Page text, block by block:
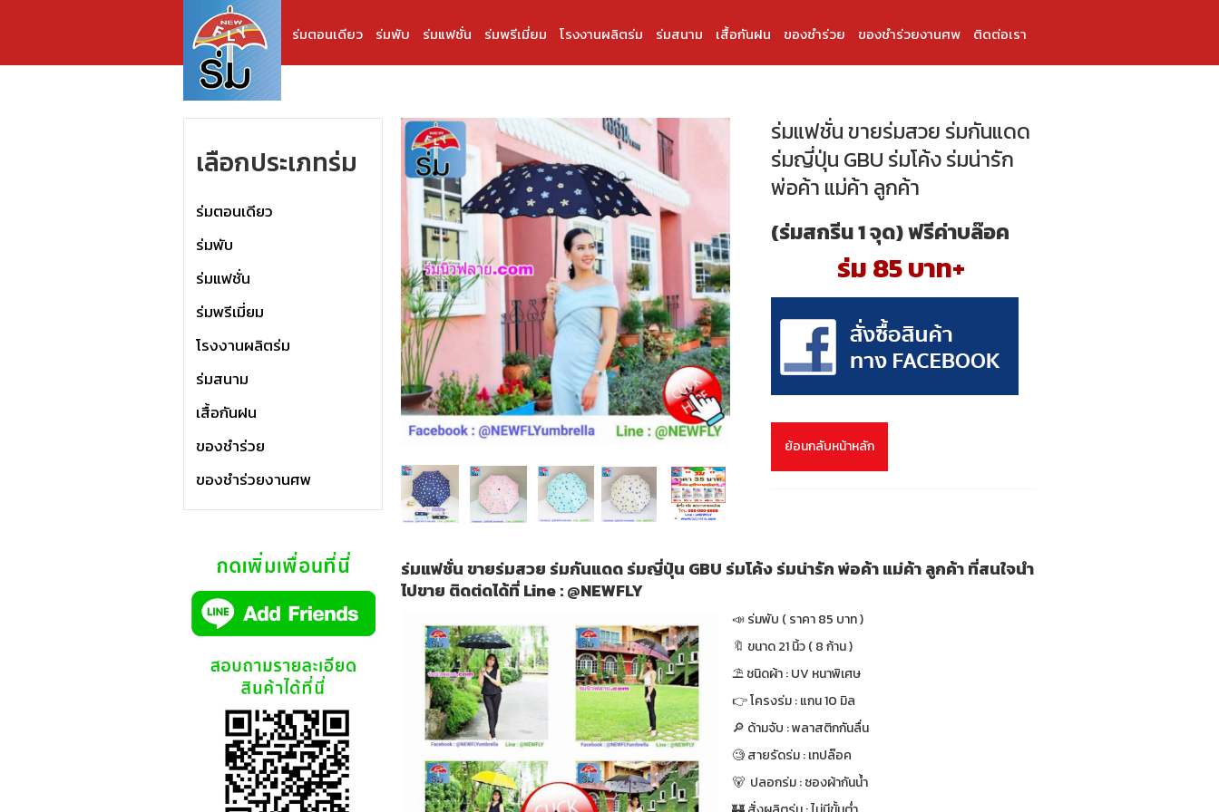
ร่มตอนเดียว ร่มพับ ร่มแฟชั่น ร่มพรีเมี่ยม โรงงานผลิตร่ม ร่มสนาม เสื้อกันฝน ของชำร่วย ของชำร่วยงานศพ ติดต่อเรา
เลือกประเภทร่ม
ร่มตอนเดียว
ร่มพับ
ร่มแฟชั่น
ร่มพรีเมี่ยม
โรงงานผลิตร่ม
ร่มสนาม
เสื้อกันฝน
ของชำร่วย
ของชำร่วยงานศพ
ร่มแฟชั่น ขายร่มสวย ร่มกันแดด
ร่มญี่ปุ่น GBU ร่มโค้ง ร่มน่ารัก
พ่อค้า แม่ค้า ลูกค้า
(ร่มสกรีน 1 จุด) ฟรีค่าบล๊อค
ร่ม 85 บาท+
ย้อนกลับหน้าหลัก
ร่มแฟชั่น ขายร่มสวย ร่มกันแดด ร่มญี่ปุ่น GBU ร่มโค้ง ร่มน่ารัก พ่อค้า แม่ค้า ลูกค้า ที่สนใจนำ
ไปขาย ติดต่ดได้ที่ Line : @NEWFLY
📣 ร่มพับ ( ราคา 85 บาท )
🔖 ขนาด 21 นิ้ว ( 8 ก้าน )
⛱ ชนิดผ้า : UV หนาพิเศษ
👉 โครงร่ม : แกน 10 มิล
🔎 ด้ามจับ : พลาสติกกันลื่น
🧐 สายรัดร่ม : เทปล๊อค
🐻 ปลอกร่ม : ซองผ้ากันน้ำ